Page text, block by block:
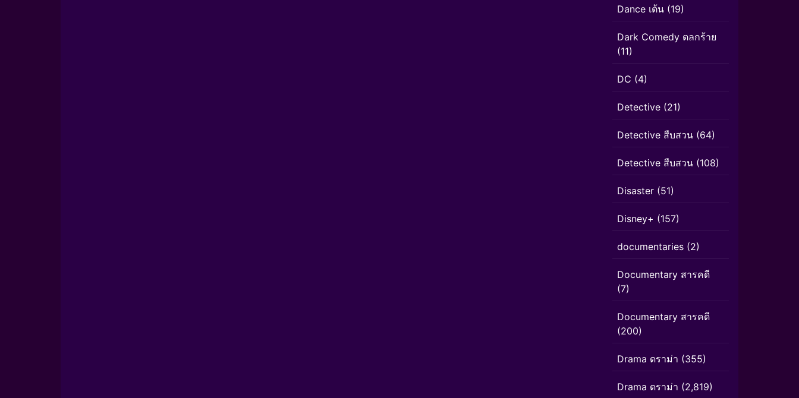
Dance เต้น (19)
Dark Comedy ตลกร้าย
(11)
DC (4)
Detective (21)
Detective สืบสวน (64)
Detective สืบสวน (108)
Disaster (51)
Disney+ (157)
documentaries (2)
Documentary สารคดี
(7)
Documentary สารคดี
(200)
Drama ดราม่า (355)
Drama ดราม่า (2,819)